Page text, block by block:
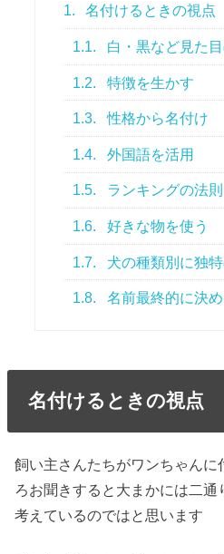
1. 名付けるときの視点
1.1. 白・黒など見た
1.2. 特徴を生かす
1.3. 性格から名付け
1.4. 外国語を活用
1.5. ランキングの法則
1.6. 好きな物を使う
1.7. 犬の種類別に独
1.8. 名前最終的に決
名付けるときの視点
飼い主さんたちがワンちゃんに
ろお聞きすると大まかには二通
考えているのではと思います